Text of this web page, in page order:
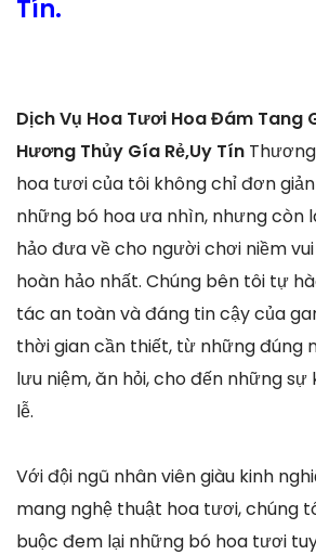
Tín.
Dịch Vụ Hoa Tươi Hoa Đám Tang
Hương Thủy Gía Rẻ,Uy Tín
hoa tươi của tôi không chỉ đơn
những bó hoa ưa nhìn, nhưng còn
hảo đưa về cho người chơi niềm
hoàn hảo nhất. Chúng bên tôi tự
tác an toàn và đáng tin cậy của
thời gian cần thiết, từ những đúng
lưu niệm, ăn hỏi, cho đến những
lễ.
Với đội ngũ nhân viên giàu kinh
mang nghệ thuật hoa tươi, chúng
buộc đem lại những bó hoa tươi